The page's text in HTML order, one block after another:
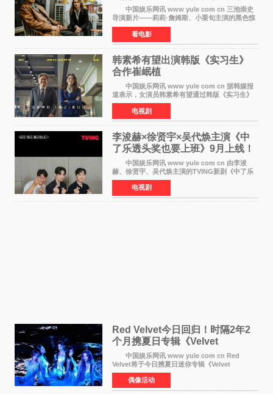
黑色惊悚再升级
中国娱乐网讯 www yule com cn 三池崇史
导演新片——莉莉·詹姆斯、小栗旬主演的黑色惊
悚电影《坏中尉：东京》首曝剧照。继阿贝尔·费
拉拉&times;哈威·凯特尔的1992年《坏中尉》和
沃纳·赫
看电影
韩素希有望出演韩版《实习生》
合作崔岷植
中国娱乐网讯 www yule com cn 据韩媒报
道表示，女演员韩素希有望通过韩版《实习生》
回归荧幕，合作前辈演员崔岷植。 根据消息
表示，演员韩素希目前已经结束了电视剧《Y计
划》的拍摄工
电视剧
李浚赫×徐贤宇×吴代焕主演《中
了乐透头奖也要上班》9月上线！
TVING先网后台
中国娱乐网讯 www yule com cn 由李浚
赫、徐贤宇、吴代焕主演的TVING新剧《中了乐
透头奖也要上班》定档9月10日播出，随后于9月
14日起登陆tvN月火档，实现先网后台双平台播出
模式。 本剧改
电视剧
Red Velvet今日回归！时隔2年2
个月携夏日专辑《Velvet
Summer》重启完整体活动
中国娱乐网讯 www yule com cn Red
Velvet将于今日携夏日迷你专辑《Velvet
Summer》时隔2年2个月重启完整体活动。这张
于8月3日发行的专辑，主打柔和成熟氛围的夏日
音乐，收录了成员们想着
偶像活动